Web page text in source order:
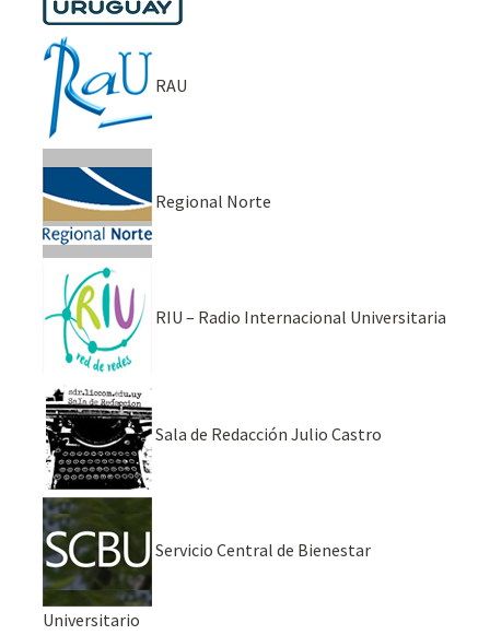
RAU
Regional Norte
RIU – Radio Internacional Universitaria
Sala de Redacción Julio Castro
Servicio Central de Bienestar
Universitario